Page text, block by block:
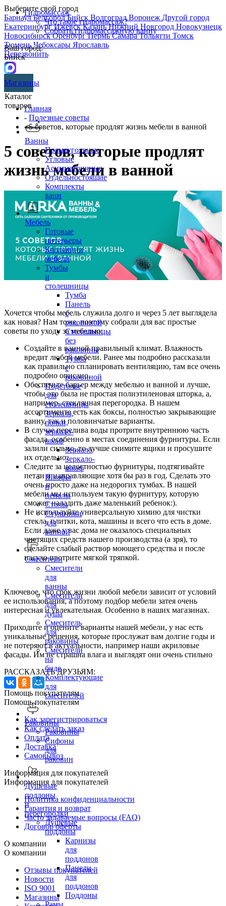
Выберите свой город
БарнаулБелгородБийск ВолгоградВоронеж Другой город
ЕкатеринбургИжевскКазаньНижний Новгород Новокузнецк
НовосибирскОренбургПермьСамараТольятти Томск
ТюменьЧебоксары Ярославль
Перезвонить
Гидромассаж
Что такое гидромассаж?
Собрать гидромассажную ванну
Ваш город:
Бийск
Магазины
Каталог
товаров
Ванны
Прямоугольные
Угловые
Асимметричные
Отдельностоящие
Комплекты
ванн
Мебель
Готовые
интерьеры
Коллекции
мебели
Тумбы
и
столешницы
Тумба
Панель
с
раковиной
Столешницы
без
раковины
Тумба
с
раковиной
Подстолье
для
столешницы
Зеркала,
полки,
зеркало-
шкаф
Зеркало
Зеркало-
шкаф
Шкафы
и
пеналы
Столы
Стульчики
для
ванной
Смесители
Смесители
для
ванны
Смесители
для
душа
Смеситель
для
раковины
Смесители
на
биде
Комплектующие
для
смесителей
Раковины
Раковины
Сифоны
для
раковин
Душевые
поддоны
и
перегородки
Душевые
поддоны
Карнизы
для
поддонов
Панели
для
поддонов
Поддоны
Главная
- Полезные советы
- 5 советов, которые продлят жизнь мебели в ванной
5 советов, которые продлят
жизнь мебели в ванной
Хочется чтобы мебель служила долго и через 5 лет выглядела
как новая? Нам тоже, поэтому собрали для вас простые
советы по уходу за мебелью:
Создайте в ванной правильный климат. Влажность
вредит любой мебели. Ранее мы подробно рассказали
как правильно спланировать вентиляцию, там все очень
подробно описано.
Обеспечьте барьер между мебелью и ванной и лучше,
чтобы это была не простая полиэтиленовая шторка, а,
например, стеклянная перегородка. В нашем
ассортименте есть как боксы, полностью закрывающие
ванну, так и половинчатые варианты.
В случае перелива воды протрите внутреннюю часть
фасада. особенно в местах соединения фурнитуры. Если
залили сильно, то лучше снимите ящики и просушите
их отдельно.
Следите за целостностью фурнитуры, подтягивайте
петли и направляющие хотя бы раз в год. Сделать это
очень просто даже на недорогих тумбах. В нашей
мебели мы используем такую фурнитуру, которую
сможет наладить даже маленький ребенок:).
Не используйте универсальную химию для чистки
стекла, плитки, кота, машины и всего что есть в доме.
Если даже у вас дома не оказалось специальных
чистящих средств нашего производства (а зря), то
сделайте слабый раствор моющего средства и после
насухо протрите мягкой тряпкой.
Ключевое, что срок жизни любой мебели зависит от условий
ее использования, а поэтому подбор мебели затея очень
интересная и увлекательная. Особенно в наших магазинах.
Приходите и оцените варианты нашей мебели, у нас есть
уникальные решения, которые прослужат вам долгие годы и
не потеряют в актуальности, например наши акриловые
фасады. Им не страшна влага и выглядят они очень стильно
РАССКАЗАТЬ ДРУЗЬЯМ:
Помощь покупателям
Помощь покупателям
Как зарегистрироваться
Как сделать заказ
Оплата
Доставка
Самовывоз
Информация для покупателей
Информация для покупателей
Политика конфиденциальности
Гарантия и возврат
Часто задаваемые вопросы (FAQ)
Договор оферты
О компании
О компании
Отзывы покупателей
Новости
ISO 9001
Магазины